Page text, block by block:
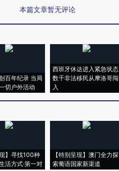
本篇文章暂无评论
百年纪录 当局
切户外活动
西班牙休达进入紧急状态
数千非法移民从摩洛哥闯
入
现】寻找100种
活方式·第一对
【特别呈现】澳门全力探
索葡语国家新渠道